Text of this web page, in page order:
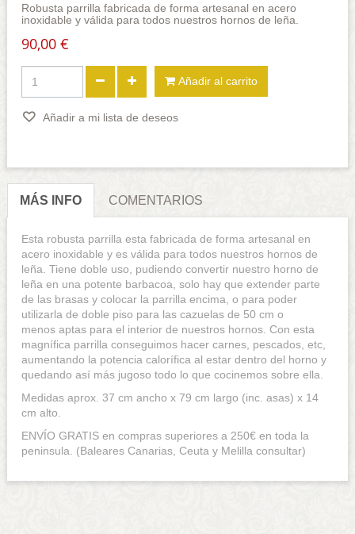
Robusta parrilla fabricada de forma artesanal en acero
inoxidable y válida para todos nuestros hornos de leña.
90,00 €
Añadir al carrito
Añadir a mi lista de deseos
MÁS INFO COMENTARIOS
Esta robusta parrilla esta fabricada de forma artesanal en
acero inoxidable y es válida para todos nuestros hornos de
leña. Tiene doble uso, pudiendo convertir nuestro horno de
leña en una potente barbacoa, solo hay que extender parte
de las brasas y colocar la parrilla encima, o para poder
utilizarla de doble piso para las cazuelas de 50 cm o
menos aptas para el interior de nuestros hornos. Con esta
magnífica parrilla conseguimos hacer carnes, pescados, etc,
aumentando la potencia calorífica al estar dentro del horno y
quedando así más jugoso todo lo que cocinemos sobre ella.
Medidas aprox. 37 cm ancho x 79 cm largo (inc. asas) x 14
cm alto.
ENVÍO GRATIS en compras superiores a 250€ en toda la
peninsula. (Baleares Canarias, Ceuta y Melilla consultar)